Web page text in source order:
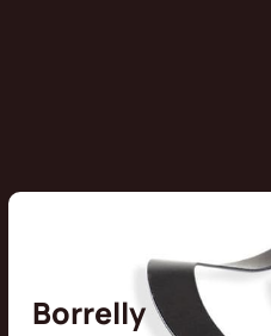
Borrelly